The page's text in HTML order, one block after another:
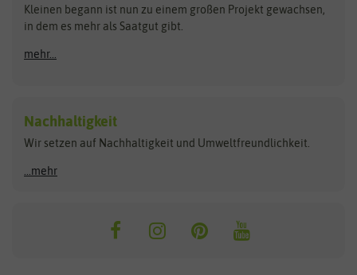
Anzucht & Gartenzubehör
Anzuchtschalen
Heizmatte & Heizkabel
Kokos-Quelltabletten
Zimmergewächshaus
Bûten Birds
Carl Pabst
Flora Elite
Florissa
Flortis
Franchi Sementi
Hortitops
JUB Holland
Kleinen begann ist nun zu einem großen Projekt gewachsen,
in dem es mehr als Saatgut gibt.
mehr...
Nachhaltigkeit
Wir setzen auf Nachhaltigkeit und Umweltfreundlichkeit.
...mehr